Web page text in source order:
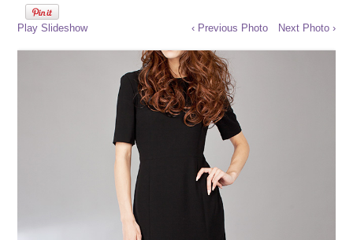
Play Slideshow ‹ Previous Photo Next Photo ›